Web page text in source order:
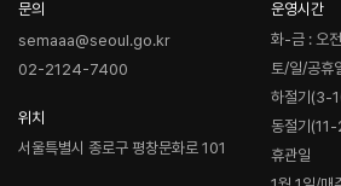
문의
semaaa@seoul.go.kr
02-2124-7400
위치
서울특별시 종로구 평창문화로 101
운영시간
화-금 : 오
토/일/공휴
하절기(3-
동절기
휴관일